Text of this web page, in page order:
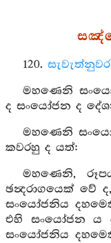
120.
මහණෙනි
ද සංයෝජන ද
මහණෙනි
කවරහු ද යත්:
මහණෙනි,
ඡන්‍දරාගයෙක් වේ
සංයෝජනිය
එහි සංයෝජන ය
සංයෝජනිය